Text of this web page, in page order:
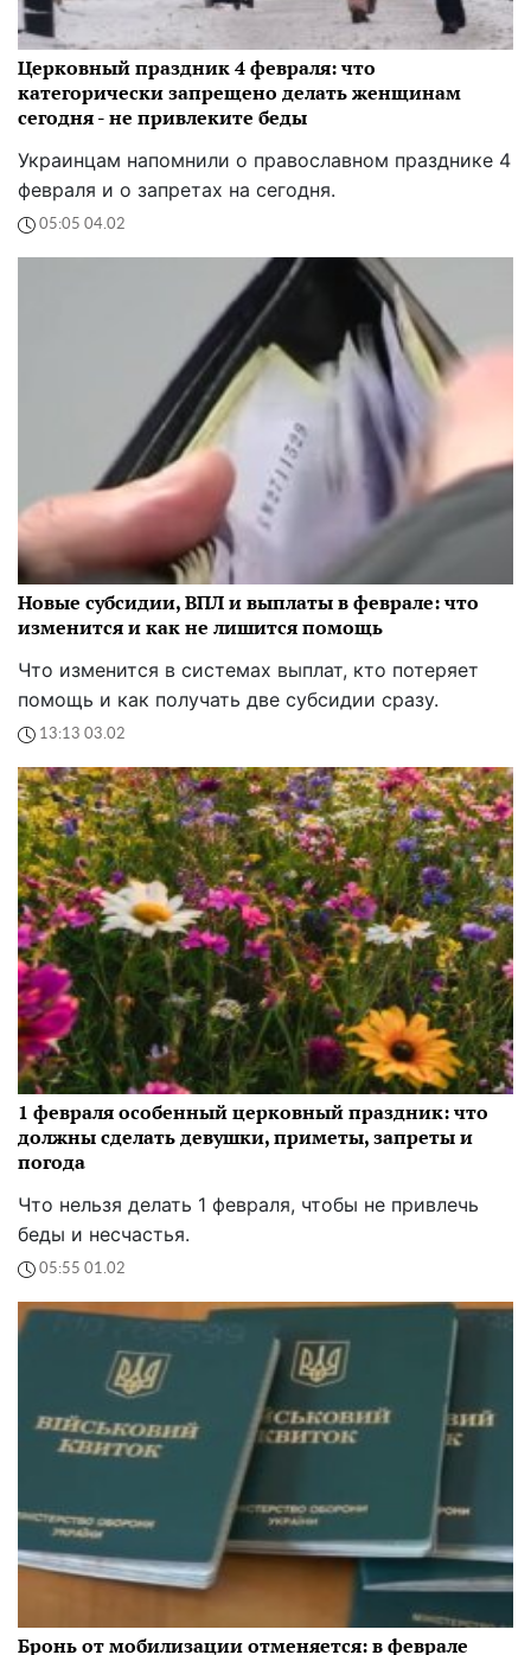
Церковный праздник 4 февраля: что
категорически запрещено делать женщинам
сегодня - не привлеките беды
Украинцам напомнили о православном празднике 4
февраля и о запретах на сегодня.
05:05 04.02
Новые субсидии, ВПЛ и выплаты в феврале: что
изменится и как не лишится помощь
Что изменится в системах выплат, кто потеряет
помощь и как получать две субсидии сразу.
13:13 03.02
1 февраля особенный церковный праздник: что
должны сделать девушки, приметы, запреты и
погода
Что нельзя делать 1 февраля, чтобы не привлечь
беды и несчастья.
05:55 01.02
Бронь от мобилизации отменяется: в феврале